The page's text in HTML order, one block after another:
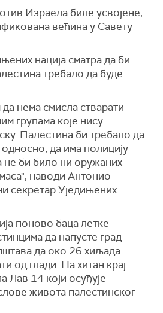
Израела биле усвојене,
већина у Савету
нација сматра да би
требало да буде
нема смисла стварати
групама које нису
Палестина би требало да
да има полицију
не би било ни оружаних
наводи Антонио
секретар Уједињених
поново баца летке
да напусте град
да око 26 хиљада
од глади. На хитан крај
Лав 14 који осуђује
живота палестинског